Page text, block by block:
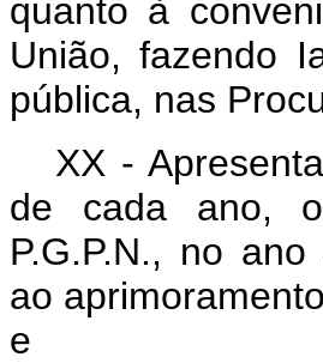
quanto à
União, fazendo
pública, nas
XX -
de cada ano, o
P.G.P.N., no
ao
e